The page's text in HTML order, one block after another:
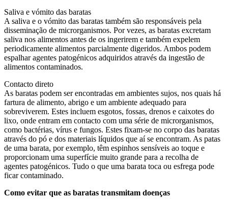
Saliva e vómito das baratas
A saliva e o vómito das baratas também são responsáveis pela
disseminação de microrganismos. Por vezes, as baratas excretam
saliva nos alimentos antes de os ingerirem e também expelem
periodicamente alimentos parcialmente digeridos. Ambos podem
espalhar agentes patogénicos adquiridos através da ingestão de
alimentos contaminados.
Contacto direto
As baratas podem ser encontradas em ambientes sujos, nos quais há
fartura de alimento, abrigo e um ambiente adequado para
sobreviverem. Estes incluem esgotos, fossas, drenos e caixotes do
lixo, onde entram em contacto com uma série de microrganismos,
como bactérias, vírus e fungos. Estes fixam-se no corpo das baratas
através do pó e dos materiais líquidos que aí se encontram. As patas
de uma barata, por exemplo, têm espinhos sensíveis ao toque e
proporcionam uma superfície muito grande para a recolha de
agentes patogénicos. Tudo o que uma barata toca ou esfrega pode
ficar contaminado.
Como evitar que as baratas transmitam doenças